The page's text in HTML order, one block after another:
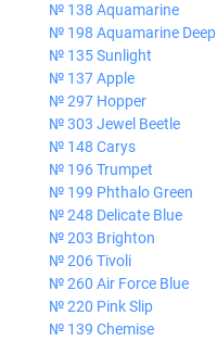
№ 138 Aquamarine
№ 198 Aquamarine Deep
№ 135 Sunlight
№ 137 Apple
№ 297 Hopper
№ 303 Jewel Beetle
№ 148 Carys
№ 196 Trumpet
№ 199 Phthalo Green
№ 248 Delicate Blue
№ 203 Brighton
№ 206 Tivoli
№ 260 Air Force Blue
№ 220 Pink Slip
№ 139 Chemise